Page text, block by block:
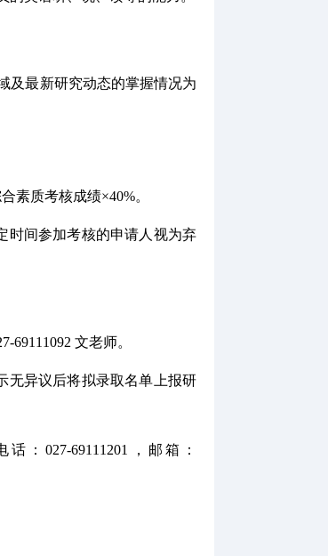
及最新研究动态的掌握情况为
素质考核成绩×40%。
时间参加考核的申请人视为弃
69111092 文老师。
无异议后将拟录取名单上报研
话：027-69111201，邮箱：